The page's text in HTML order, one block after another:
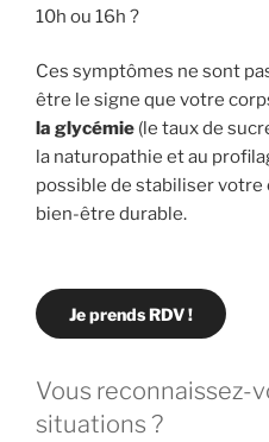
10h ou 16h ?
Ces symptômes ne sont
être le signe que votre
la glycémie (le taux de
la naturopathie et au
possible de stabiliser
bien-être durable.
Je prends RDV !
Vous reconnaissez-
situations ?